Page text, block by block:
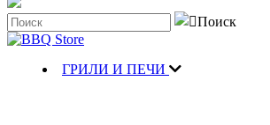
ГРИЛИ И ПЕЧИ